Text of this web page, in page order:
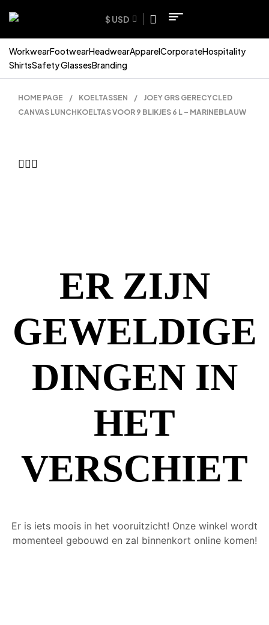
$ USD
WorkwearFootwearHeadwearApparelCorporateHospitality
ShirtsSafety GlassesBranding
HOME PAGE / KOELTASSEN /
JOEY GRS GERECYCLED
CANVAS LUNCHKOELTAS VOOR 9 BLIKJES 6 L – MARINEBLAUW
ER ZIJN
GEWELDIGE
DINGEN IN
HET
VERSCHIET
Er is iets moois in het vooruitzicht! Onze winkel wordt
momenteel gebouwd en zal binnenkort online komen!